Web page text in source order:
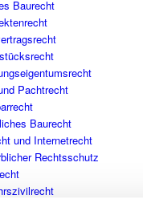
Baurecht
Pachtrecht
Baurecht
und Internetrecht
Rechtsschutz